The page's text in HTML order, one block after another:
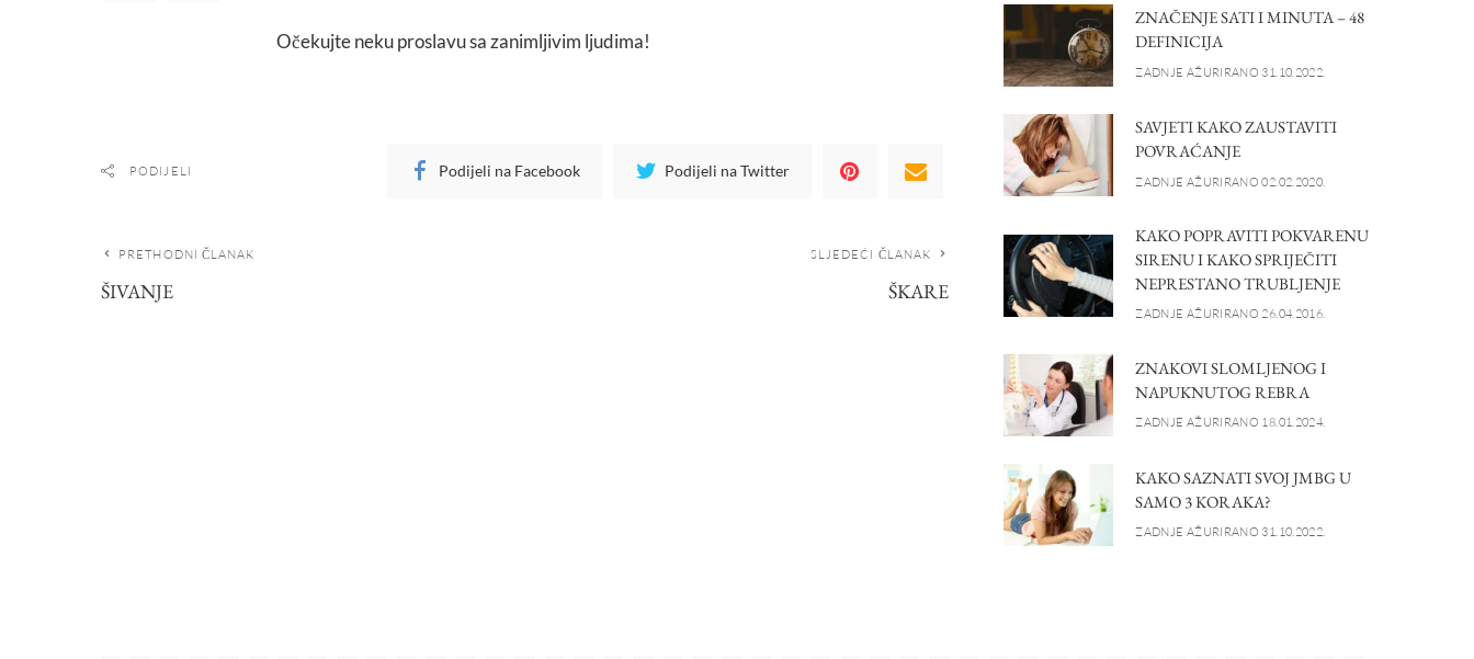
Očekujte neku proslavu sa zanimljivim ljudima!
PODIJELI Podijeli na Facebook Podijeli na Twitter
PRETHODNI ČLANAK
ŠIVANJE
SLJEDEĆI ČLANAK
ŠKARE
ZNAČENJE SATI I MINUTA – 48
DEFINICIJA
ZADNJE AŽURIRANO 31.10.2022.
SAVJETI KAKO ZAUSTAVITI
POVRAĆANJE
ZADNJE AŽURIRANO 02.02.2020.
KAKO POPRAVITI POKVARENU
SIRENU I KAKO SPRIJEČITI
NEPRESTANO TRUBLJENJE
ZADNJE AŽURIRANO 26.04.2016.
ZNAKOVI SLOMLJENOG I
NAPUKNUTOG REBRA
ZADNJE AŽURIRANO 18.01.2024.
KAKO SAZNATI SVOJ JMBG U
SAMO 3 KORAKA?
ZADNJE AŽURIRANO 31.10.2022.